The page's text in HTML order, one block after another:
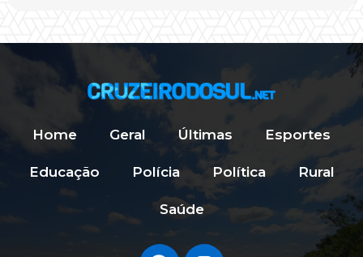
Home Geral Últimas Esportes
Educação Polícia Política Rural
Saúde